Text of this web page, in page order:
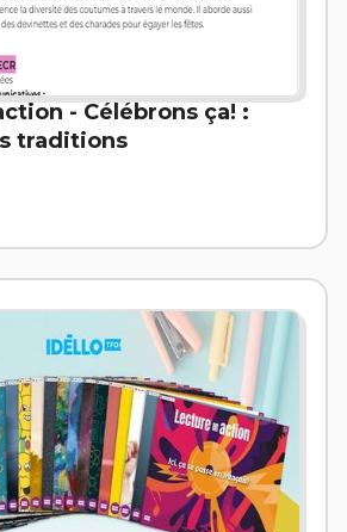
- Célébrons ça! :
traditions